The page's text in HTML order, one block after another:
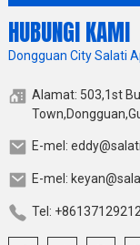
HUBUNGI KAMI
Dongguan City Salati
Alamat: 503,1st
E-mel:
E-mel:
Tel: